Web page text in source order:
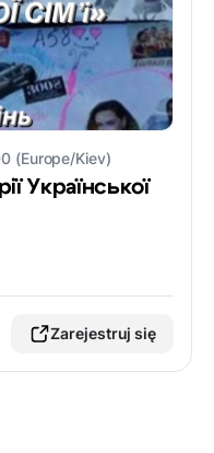
(Europe/Kiev)
Української
Zarejestruj się